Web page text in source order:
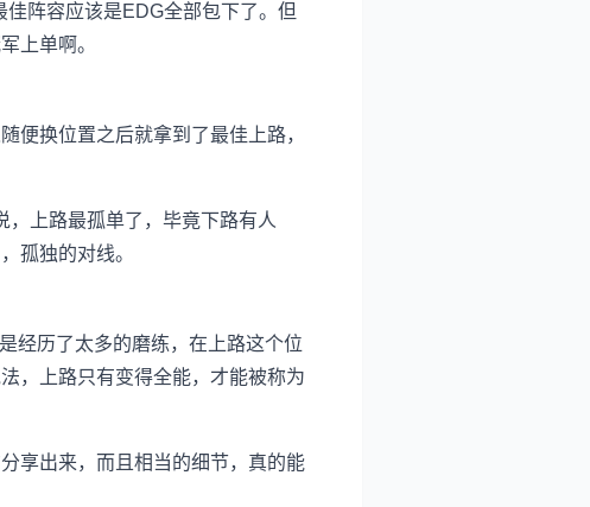
阵容应该是EDG全部包下了。但
上单啊。
便换位置之后就拿到了最佳上路，
上路最孤单了，毕竟下路有人
孤独的对线。
经历了太多的磨练，在上路这个位
，上路只有变得全能，才能被称为
享出来，而且相当的细节，真的能